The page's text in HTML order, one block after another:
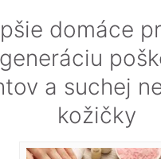
domáce
a suchej
kožičky